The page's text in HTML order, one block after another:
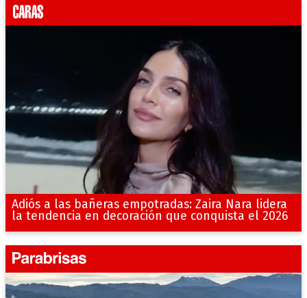
Adiós a las bañeras empotradas: Zaira Nara lidera
la tendencia en decoración que conquista el 2026